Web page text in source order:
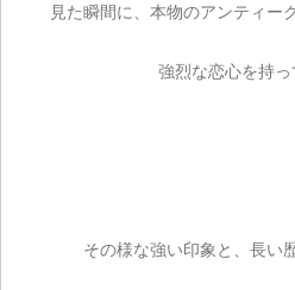
見た瞬間に、本物のアンティー
強烈な恋心を持っ
その様な強い印象と、長い